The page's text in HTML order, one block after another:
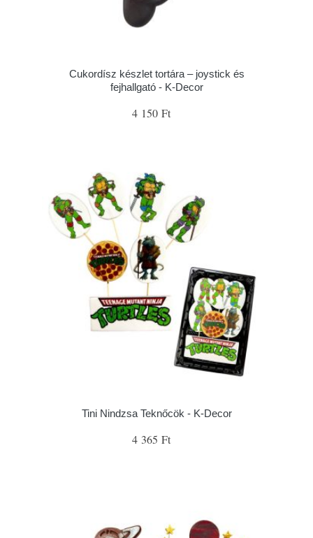
Cukordísz készlet tortára – joystick és
fejhallgató - K-Decor
4 150 Ft
Tini Nindzsa Teknőcök - K-Decor
4 365 Ft